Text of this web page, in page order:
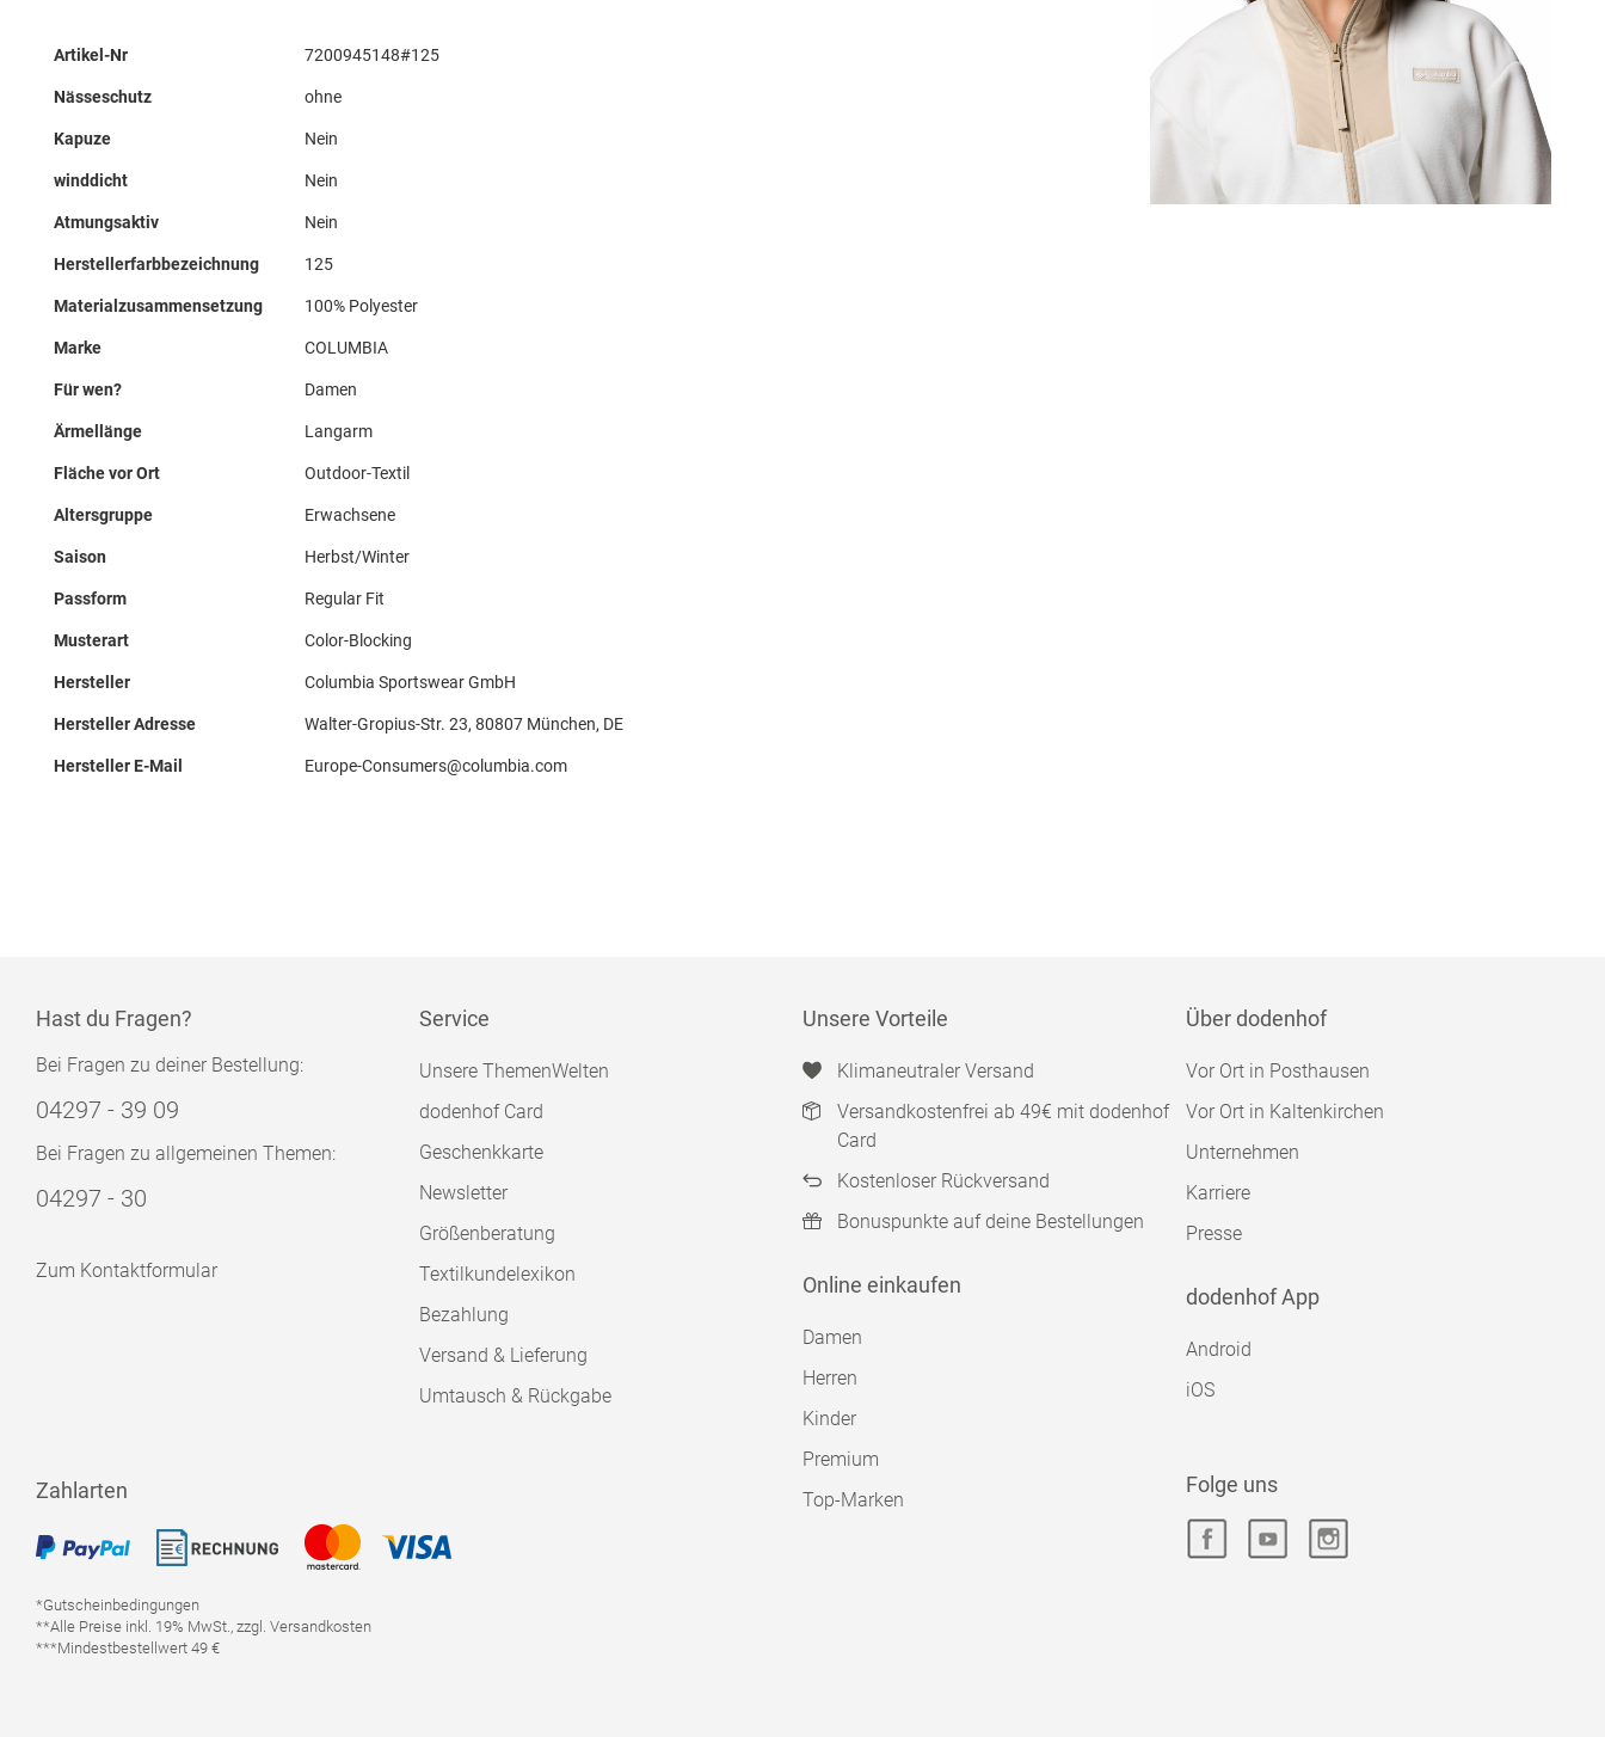
Mehr
Artikel-Nr 7200945148#125
Nässeschutz ohne
Kapuze Nein
winddicht Nein
Atmungsaktiv Nein
Herstellerfarbbezeichnung 125
Materialzusammensetzung 100% Polyester
Marke COLUMBIA
Für wen? Damen
Ärmellänge Langarm
Fläche vor Ort Outdoor-Textil
Altersgruppe Erwachsene
Saison Herbst/Winter
Passform Regular Fit
Musterart Color-Blocking
Hersteller Columbia Sportswear GmbH
Hersteller Adresse Walter-Gropius-Str. 23, 80807 München, DE
Hersteller E-Mail Europe-Consumers@columbia.com
Hast du Fragen?
Bei Fragen zu deiner Bestellung:
04297 - 39 09
Bei Fragen zu allgemeinen Themen:
04297 - 30
Zum Kontaktformular
Service
Unsere ThemenWelten
dodenhof Card
Geschenkkarte
Newsletter
Größenberatung
Textilkundelexikon
Bezahlung
Versand & Lieferung
Umtausch & Rückgabe
Unsere Vorteile
Klimaneutraler Versand
Versandkostenfrei ab 49€ mit dodenhof
Card
Kostenloser Rückversand
Bonuspunkte auf deine Bestellungen
Online einkaufen
Damen
Herren
Kinder
Premium
Top-Marken
Über dodenhof
Vor Ort in Posthausen
Vor Ort in Kaltenkirchen
Unternehmen
Karriere
Presse
dodenhof App
Android
iOS
Zahlarten
*Gutscheinbedingungen
**Alle Preise inkl. 19% MwSt., zzgl. Versandkosten
***Mindestbestellwert 49 €
Folge uns